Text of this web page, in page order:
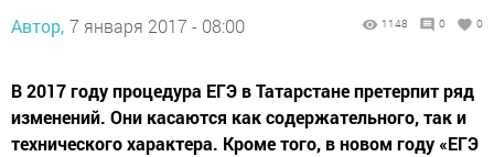
Автор, 7 января 2017 - 08:00 1148 0 0
В 2017 году процедура ЕГЭ в Татарстане претерпит ряд
изменений. Они касаются как содержательного, так и
технического характера. Кроме того, в новом году «ЕГЭ